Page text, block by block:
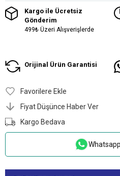
Kargo ile Ücretsiz
Gönderim
499₺ Üzeri Alışverişlerde
Orijinal Ürün Garantisi
Favorilere Ekle
Fiyat Düşünce Haber Ver
Kargo Bedava